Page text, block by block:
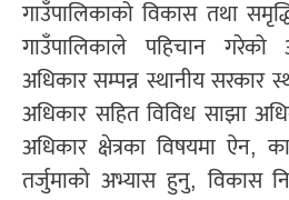
गाउँपालिकाको विकास तथा
गाउँपालिकाले पहिचान गरेको
अधिकार सम्पन्न स्थानीय सरकार
अधिकार सहित विविध साझा
अधिकार क्षेत्रका विषयमा ऐन,
तर्जुमाको अभ्यास हुनु, विकास